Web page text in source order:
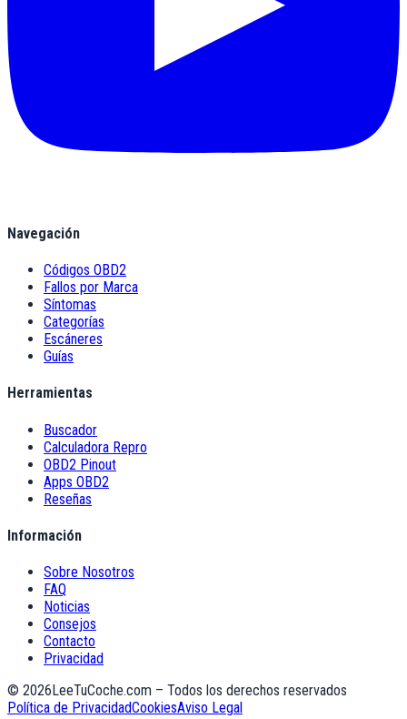
Navegación
Códigos OBD2
Fallos por Marca
Síntomas
Categorías
Escáneres
Guías
Herramientas
Buscador
Calculadora Repro
OBD2 Pinout
Apps OBD2
Reseñas
Información
Sobre Nosotros
FAQ
Noticias
Consejos
Contacto
Privacidad
© 2026LeeTuCoche.com – Todos los derechos reservados
Política de PrivacidadCookiesAviso Legal